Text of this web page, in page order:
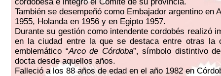
También se desempeñó como Embajador argentino en
1955, Holanda en 1956 y en Egipto 1957.
Durante su gestión como intendente cordobés realizó
en la ciudad entre la que se destaca entre otras la
emblemático “Arco de Córdoba”, símbolo distintivo
docta desde aquellos años.
Falleció a los 88 años de edad en el año 1982 en